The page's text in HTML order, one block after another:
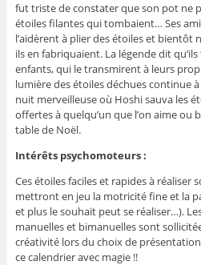
fut triste de constater que son pot ne
étoiles filantes qui tombaient… Ses
l’aidèrent à plier des étoiles et
ils en fabriquaient. La légende dit
enfants, qui le transmirent à leurs
lumière des étoiles déchues continue
nuit merveilleuse où Hoshi sauva les
offertes à quelqu’un que l’on aime ou
table de Noël.
Intérêts psychomoteurs :
Ces étoiles faciles et rapides à réaliser
mettront en jeu la motricité fine et la
et plus le souhait peut se réaliser…).
manuelles et bimanuelles sont
créativité lors du choix de
ce calendrier avec magie !!